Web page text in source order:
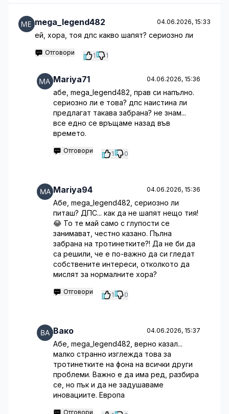
mega_legend482 04.06.2026, 15:33
ей, хора, тоя дпс какво шапят? сериозно ли
Отговори 1 1
Mariya71 04.06.2026, 15:36
абе, mega_legend482, прав си напълно.
сериозно ли е това? дпс наистина ли
предлагат такава забрана? не знам...
все едно се връщаме назад във
времето.
Отговори 1 0
Mariya94 04.06.2026, 15:36
Абе, mega_legend482, сериозно ли
питаш? ДПС... как да не шапят нещо тия!
😂 То те май само с глупости се
занимават, честно казано. Пълна
забрана на тротинетките?! Да не би да
са решили, че е по-важно да си гледат
собствените интереси, отколкото да
мислят за нормалните хора?
Отговори 1 0
Вако 04.06.2026, 15:37
Абе, mega_legend482, верно казал...
малко странно изглежда това за
тротинетките на фона на всички други
проблеми. Важно е да има ред, разбира
се, но пък и да не задушаваме
иновациите. Европа
Отговори